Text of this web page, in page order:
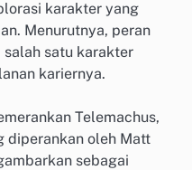
karakter yang
Menurutnya, peran
salah satu karakter
kariernya.
Telemachus,
diperankan oleh Matt
sebagai